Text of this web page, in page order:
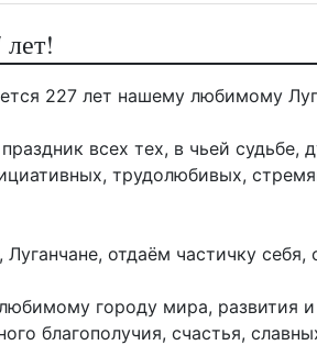
227 лет нашему любимому
всех тех, в чьей
трудолюбивых,
отдаём частичку
городу мира, развития и
благополучия, счастья,